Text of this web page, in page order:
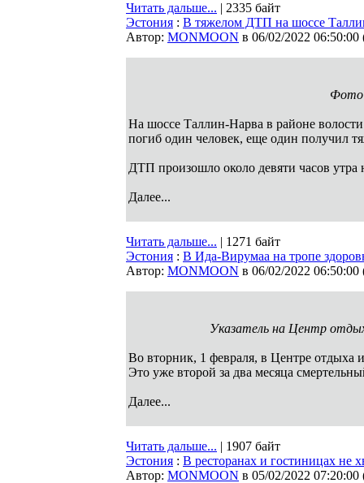
Читать дальше... | 2335 байт
Эстония : В тяжелом ДТП на шоссе
Автор: MONMOON в 06/02/2022 06:50:00
На шоссе Таллин-Нарва в районе
погиб один человек, еще один получил
ДТП произошло около девяти часов
Далее...
Читать дальше... | 1271 байт
Эстония : B Ида-Вирумаа на тропе
Автор: MONMOON в 06/02/2022 06:50:00
Указатель на Центр
Во вторник, 1 февраля, в Центре
Это уже второй за два месяца
Далее...
Читать дальше... | 1907 байт
Эстония : В ресторанах и гостиницах не
Автор: MONMOON в 05/02/2022 07:20:00